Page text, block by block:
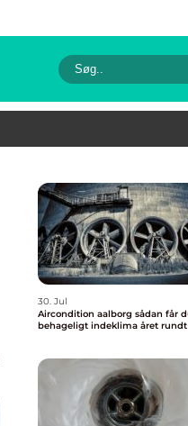
30. Jul
Aircondition aalborg sådan får du et
behageligt indeklima året rundt